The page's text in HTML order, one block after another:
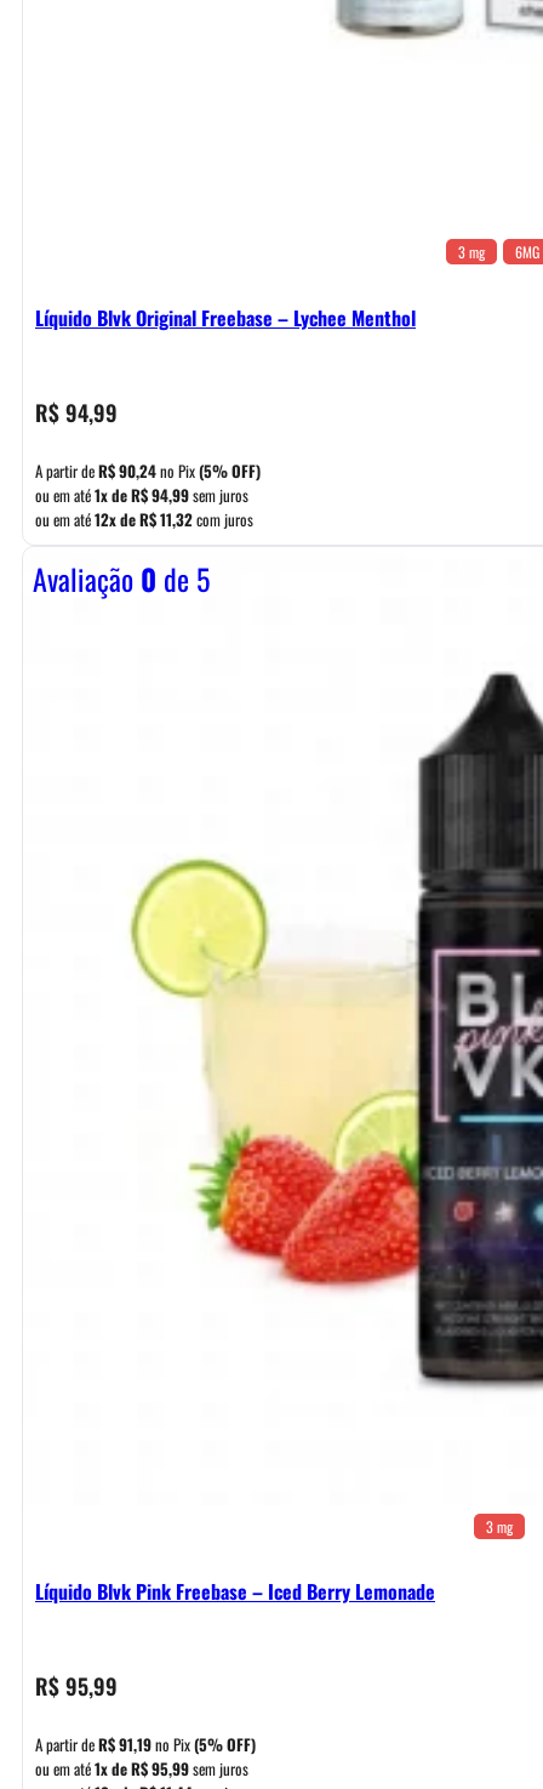
3 mg 6MG
Líquido Blvk Original Freebase – Lychee Menthol
R$94,99
A partir deR$90,24no Pix(5% OFF)
ou em até1x deR$94,99sem juros
ou em até12x deR$11,32com juros
Avaliação0 de 5
3 mg
Líquido Blvk Pink Freebase – Iced Berry Lemonade
R$95,99
A partir deR$91,19no Pix(5% OFF)
ou em até1x deR$95,99sem juros